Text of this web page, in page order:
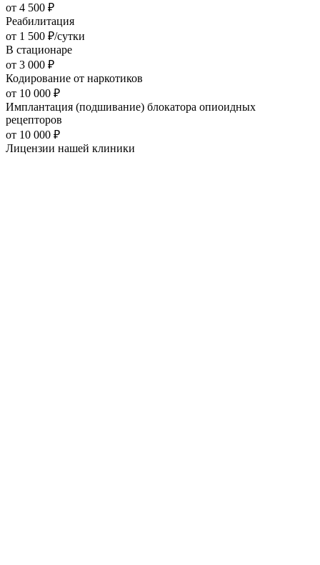
от 4 500 ₽
Реабилитация
от 1 500 ₽/сутки
В стационаре
от 3 000 ₽
Кодирование от наркотиков
от 10 000 ₽
Имплантация (подшивание) блокатора опиоидных
рецепторов
от 10 000 ₽
Лицензии нашей клиники